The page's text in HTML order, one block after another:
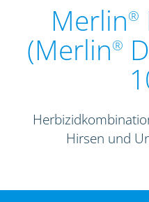
Merlin®
(Merlin®
Hirsen und